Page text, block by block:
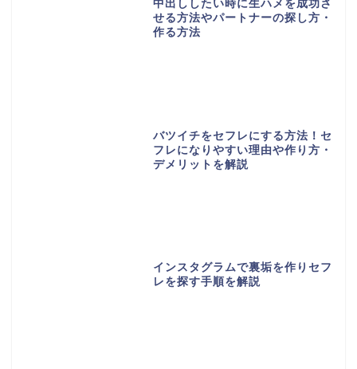
中出ししたい時に生ハメを成功さ
せる方法やパートナーの探し方・
作る方法
バツイチをセフレにする方法！セ
フレになりやすい理由や作り方・
デメリットを解説
インスタグラムで裏垢を作りセフ
レを探す手順を解説